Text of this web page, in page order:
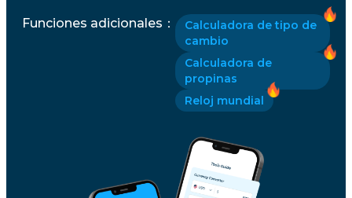
Funciones adicionales ：
Calculadora de tipo de
cambio
Calculadora de
propinas
Reloj mundial